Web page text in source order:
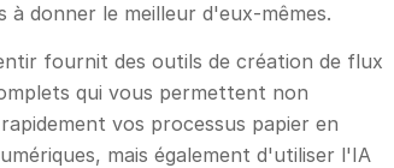
à donner le meilleur d'eux-mêmes.
fournit des outils de création de flux
qui vous permettent non
vos processus papier en
mais également d'utiliser l'IA